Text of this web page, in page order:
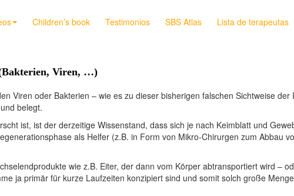
Children’s book Testimonios SBS Atlas Lista de terapeutas
Viren, …)
Viren oder Bakterien – wie es zu dieser bisherigen falschen Sichtweise
belegt.
ist, ist der derzeitige Wissenstand, dass sich je nach Keimblatt und
als Helfer (z.B. in Form von Mikro-Chirurgen zum Abbau
wie z.B. Eiter, der dann vom Körper abtransportiert wird –
ja primär für kurze Laufzeiten konzipiert sind und somit solch große